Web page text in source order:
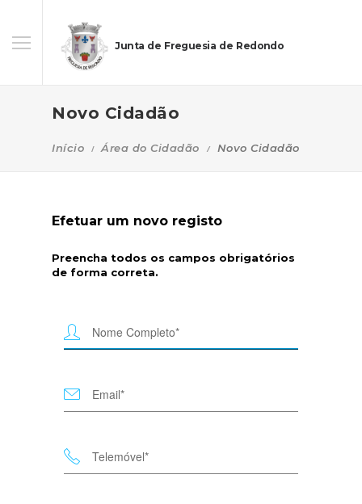
Junta de Freguesia de Redondo
Novo Cidadão
Início Área do Cidadão Novo Cidadão
Efetuar um novo registo
Preencha todos os campos obrigatórios
de forma correta.